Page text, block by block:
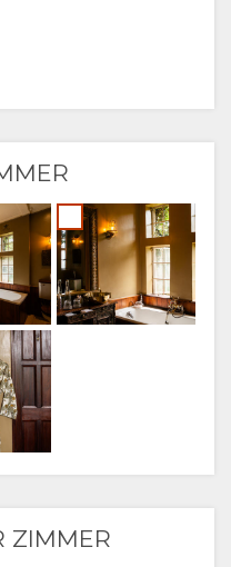
ZIMMER